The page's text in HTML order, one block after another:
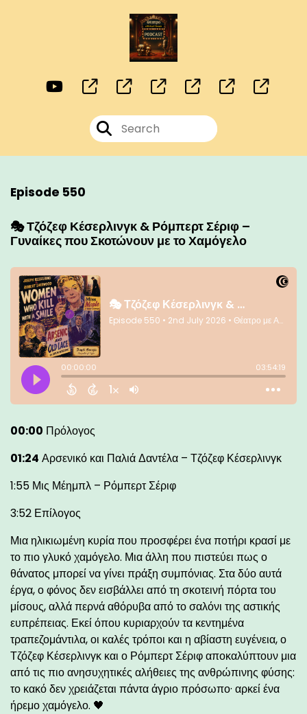
Episode 550
🎭 Τζόζεφ Κέσερλινγκ & Ρόμπερτ Σέριφ –
Γυναίκες που Σκοτώνουν με το Χαμόγελο
00:00 Πρόλογος
01:24 Αρσενικό και Παλιά Δαντέλα – Τζόζεφ Κέσερλινγκ
1:55 Μις Μέημπλ – Ρόμπερτ Σέριφ
3:52 Επίλογος
Μια ηλικιωμένη κυρία που προσφέρει ένα ποτήρι κρασί με
το πιο γλυκό χαμόγελο. Μια άλλη που πιστεύει πως ο
θάνατος μπορεί να γίνει πράξη συμπόνιας. Στα δύο αυτά
έργα, ο φόνος δεν εισβάλλει από τη σκοτεινή πόρτα του
μίσους, αλλά περνά αθόρυβα από το σαλόνι της αστικής
ευπρέπειας. Εκεί όπου κυριαρχούν τα κεντημένα
τραπεζομάντιλα, οι καλές τρόποι και η αβίαστη ευγένεια, ο
Τζόζεφ Κέσερλινγκ και ο Ρόμπερτ Σέριφ αποκαλύπτουν μια
από τις πιο ανησυχητικές αλήθειες της ανθρώπινης φύσης:
το κακό δεν χρειάζεται πάντα άγριο πρόσωπο· αρκεί ένα
ήρεμο χαμόγελο. 🖤